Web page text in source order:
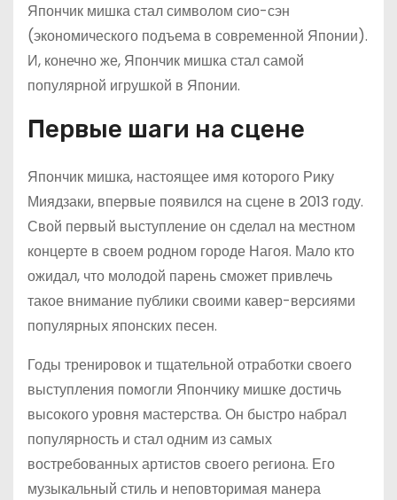
Япончик мишка стал символом сио-сэн
(экономического подъема в современной Японии).
И, конечно же, Япончик мишка стал самой
популярной игрушкой в Японии.
Первые шаги на сцене
Япончик мишка, настоящее имя которого Рику
Миядзаки, впервые появился на сцене в 2013 году.
Свой первый выступление он сделал на местном
концерте в своем родном городе Нагоя. Мало кто
ожидал, что молодой парень сможет привлечь
такое внимание публики своими кавер-версиями
популярных японских песен.
Годы тренировок и тщательной отработки своего
выступления помогли Япончику мишке достичь
высокого уровня мастерства. Он быстро набрал
популярность и стал одним из самых
востребованных артистов своего региона. Его
музыкальный стиль и неповторимая манера